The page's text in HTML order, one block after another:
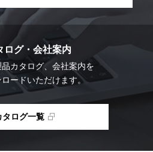
ログ・会社案内
品カタログ、会社案内を
ードいただけます。
タログ一覧